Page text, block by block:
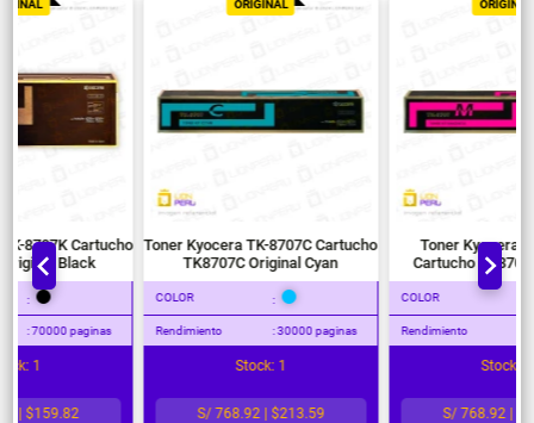
Toner Kyocera TK-8707C Cartucho
TK8707C Original Cyan
COLOR
Rendimiento : 30000 paginas
S/ 768.92 | $213.59
Toner Kyocera TK-8707M
Cartucho TK8707M Original
Magenta
COLOR
Rendimiento : 30000 paginas
S/ 768.92 | $213.59